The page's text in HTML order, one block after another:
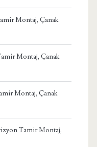
Montaj, Çanak
Montaj, Çanak
Montaj, Çanak
Tamir Montaj,